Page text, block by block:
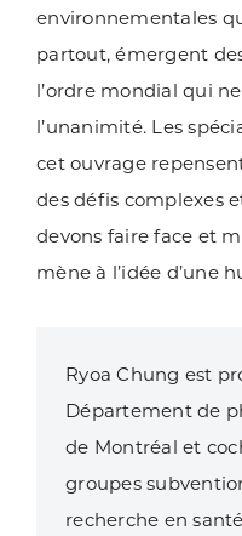
environnementales
partout, émergent
l’ordre mondial qui
l’unanimité. Les
cet ouvrage
des défis complexes
devons faire face et
mène à l’idée d’une
Ryoa Chung est
Département de
de Montréal et
groupes
recherche en